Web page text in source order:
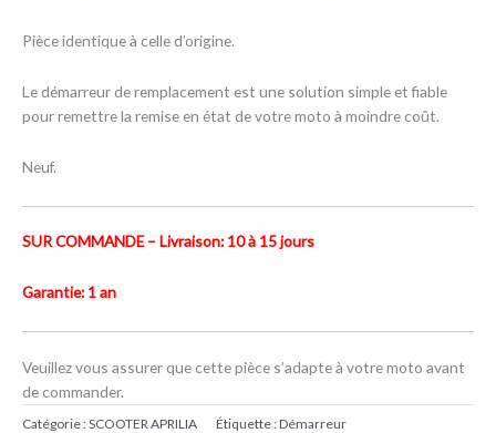
Pièce identique à celle d’origine.
Le démarreur de remplacement est une solution simple et fiable
pour remettre la remise en état de votre moto à moindre coût.
Neuf.
SUR COMMANDE – Livraison: 10 à 15 jours
Garantie: 1 an
Veuillez vous assurer que cette pièce s’adapte à votre moto avant
de commander.
Catégorie :SCOOTER APRILIA Étiquette :Démarreur